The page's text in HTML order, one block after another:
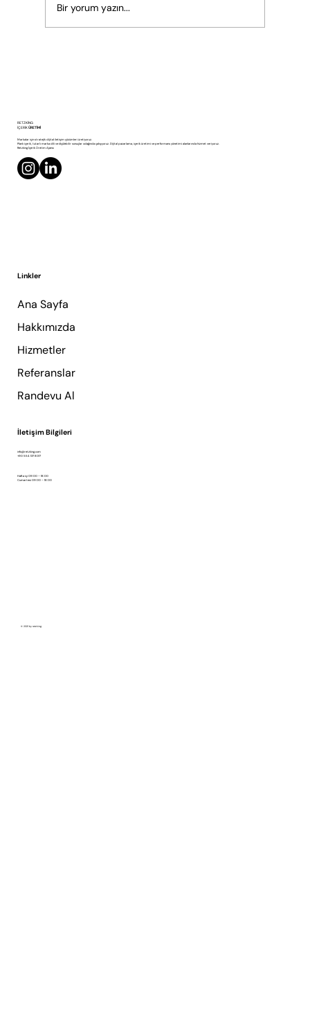
Bir yorum yazın...
İletişim Bilgileri
info@retzking.com
+90 554 137 8017
Hafta içi 09:00 – 18:00
Cumartesi 09:00 – 18:00
RETZKING
İÇERİKÜRETİMİ
Markalar için stratejik dijital iletişim çözümleri üretiyoruz.
Planlı içerik, tutarlı marka dili ve ölçülebilir sonuçlar odağında çalışıyoruz. Dijital pazarlama, içerik üretimi ve performans yönetimi alanlarında hizmet veriyoruz.
Retzking İçerik Üretim Ajansı
Linkler
Ana Sayfa
Hakkımızda
Hizmetler
Referanslar
Randevu Al
© 2021 by retzking.